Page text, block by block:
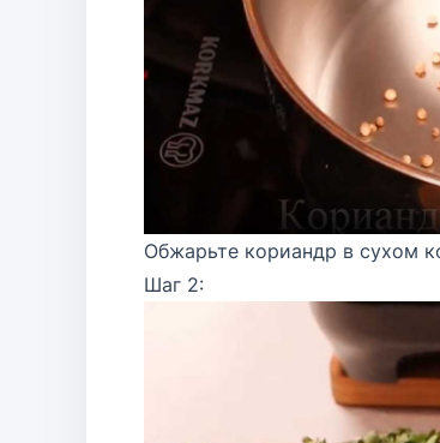
Обжарьте кориандр в сухом
Шаг 2: